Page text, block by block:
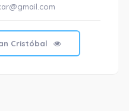
Cristóbal